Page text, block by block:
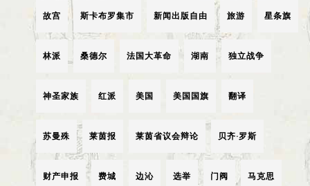
故宫 斯卡布罗集市 新闻出版自由 旅游 星条旗
林派 桑德尔 法国大革命 湖南 独立战争
神圣家族 红派 美国 美国国旗 翻译
苏曼殊 莱茵报 莱茵省议会辩论 贝齐·罗斯
财产申报 费城 边沁 选举 门阀 马克思